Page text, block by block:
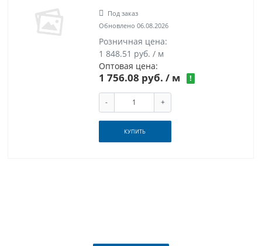
Под заказ
Обновлено 06.08.2026
Розничная цена:
1 848.51 руб. / м
Оптовая цена:
1 756.08 руб. / м !
- +
КУПИТЬ